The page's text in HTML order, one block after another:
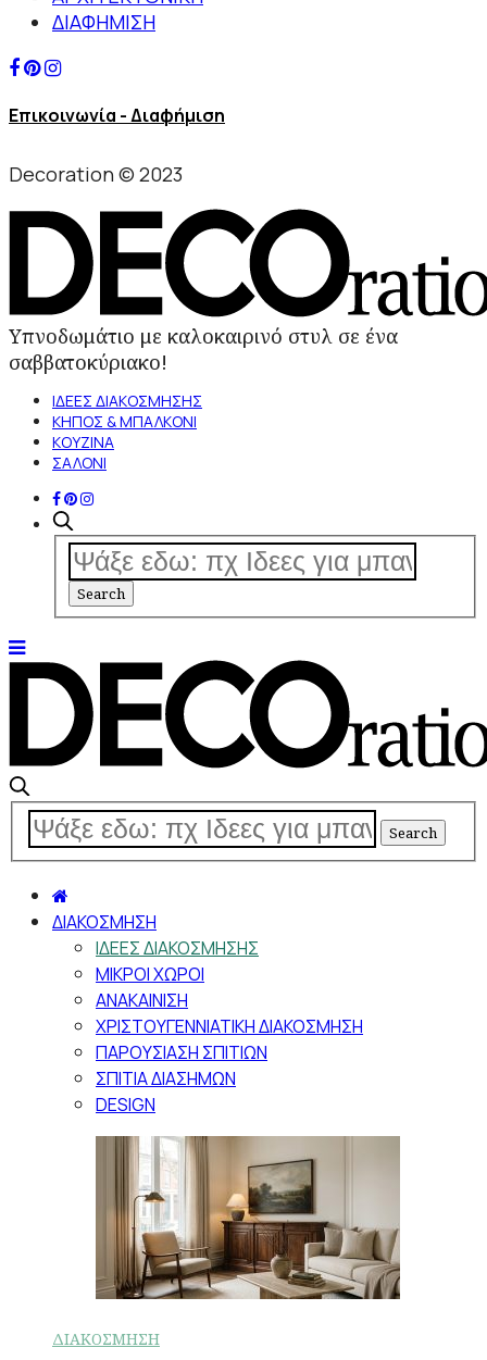
ΔΙΑΦΗΜΙΣΗ
Επικοινωνία - Διαφήμιση
Decoration © 2023
Υπνοδωμάτιο με καλοκαιρινό στυλ σε ένα
σαββατοκύριακο!
ΙΔΕΕΣ ΔΙΑΚΟΣΜΗΣΗΣ
ΚΗΠΟΣ & ΜΠΑΛΚΟΝΙ
ΚΟΥΖΙΝΑ
ΣΑΛΟΝΙ
ΔΙΑΚΟΣΜΗΣΗ
ΙΔΕΕΣ ΔΙΑΚΟΣΜΗΣΗΣ
ΜΙΚΡΟΙ ΧΩΡΟΙ
ΑΝΑΚΑΙΝΙΣΗ
ΧΡΙΣΤΟΥΓΕΝΝΙΑΤΙΚΗ ΔΙΑΚΟΣΜΗΣΗ
ΠΑΡΟΥΣΙΑΣΗ ΣΠΙΤΙΩΝ
ΣΠΙΤΙΑ ΔΙΑΣΗΜΩΝ
DESIGN
ΔΙΑΚΟΣΜΗΣΗ